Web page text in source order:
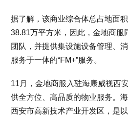
据了解，该商业综合体总占地面
38.81万平方米，因此，金地商服
团队，并提供集设施设备管理、
服务于一体的“FM+”服务。
11月，金地商服入驻海康威视西
供全方位、高品质的物业服务。
西安市高新技术产业开发区，是